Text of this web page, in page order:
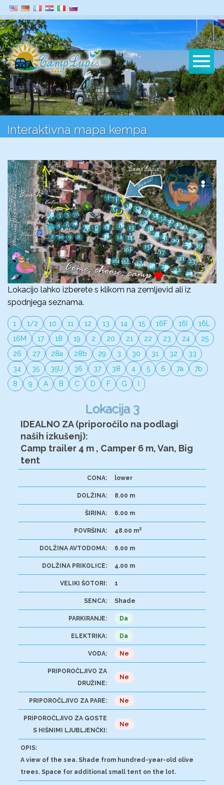
Interaktivna mapa kempa
Lokacijo lahko izberete s klikom na zemljevid ali iz
spodnjega seznama.
1 1/2 10 11 12 13 14 15 16F 16I
16L
16M
17 18 19 2 20 21 22 23 24
25
26
27 28a 28b 29 3 30 31 32
33
34
35 35U 36 37 38 4 5 6 7a
7b
8
9 A B C D F G
Lokacija 3
IDEALNO ZA (priporočilo na podlagi
naših izkušenj):
Camp trailer 4 m , Camper 6 m, Van, Big
tent
CONA: lower
DOLŽINA: 8.00 m
ŠIRINA: 6.00 m
POVRŠINA: 48.00 m2
DOLŽINA AVTODOMA: 6.00 m
DOLŽINA PRIKOLICE: 4.00 m
VELIKI ŠOTORI: 1
SENCA: Shade
PARKIRANJE: Da
ELEKTRIKA: Da
VODA: Ne
PRIPOROČLJIVO ZA
DRUŽINE:
Ne
PRIPOROČLJIVO ZA PARE: Ne
PRIPOROČLJIVO ZA GOSTE
S HIŠNIMI LJUBLJENČKI:
Ne
OPIS:
A view of the sea. Shade from hundred-year-old olive
trees. Space for additional small tent on the lot.